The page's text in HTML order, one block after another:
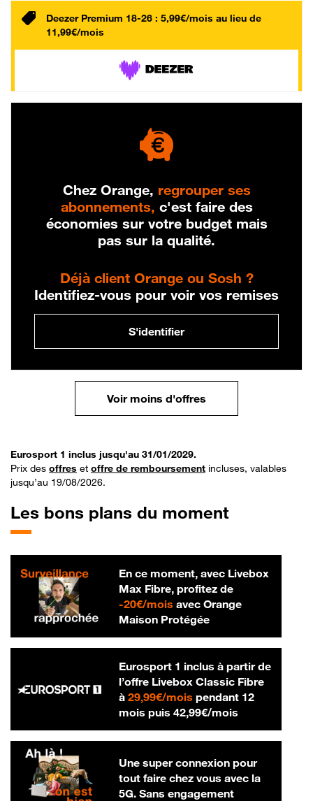
Deezer Premium 18-26 : 5,99€/mois au lieu de
11,99€/mois
Chez Orange, regrouper ses
abonnements, c'est faire des
économies sur votre budget mais
pas sur la qualité.
Déjà client Orange ou Sosh ?
Identifiez-vous pour voir vos remises
S'identifier
Voir moins d'offres
Eurosport 1 inclus jusqu'au 31/01/2029.
Prix des offres et offre de remboursement incluses, valables
jusqu’au 19/08/2026.
Les bons plans du moment
En ce moment, avec Livebox
Max Fibre, profitez de
-20€/mois20 € par mois
avec Orange
Maison Protégée
Eurosport 1 inclus à partir de
l’offre Livebox Classic Fibre
à 29,99€/mois29,99 € par mois
pendant 12
mois puis 42,99€/mois42,99 € par
Une super connexion pour
tout faire chez vous avec la
5G. Sans engagement